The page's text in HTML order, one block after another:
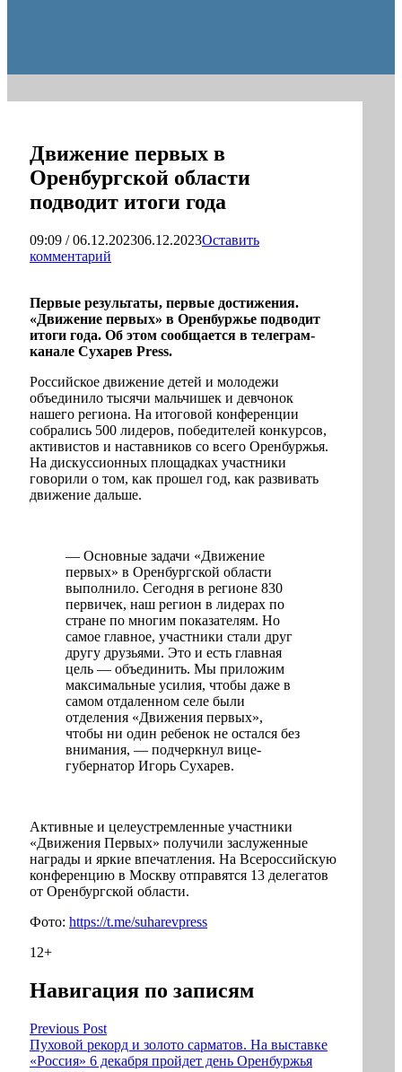
Движение первых в
Оренбургской области
подводит итоги года
09:09 / 06.12.202306.12.2023Оставить
комментарий
Первые результаты, первые достижения.
«Движение первых» в Оренбуржье подводит
итоги года. Об этом сообщается в телеграм-
канале Сухарев Press.
Российское движение детей и молодежи
объединило тысячи мальчишек и девчонок
нашего региона. На итоговой конференции
собрались 500 лидеров, победителей конкурсов,
активистов и наставников со всего Оренбуржья.
На дискуссионных площадках участники
говорили о том, как прошел год, как развивать
движение дальше.
— Основные задачи «Движение
первых» в Оренбургской области
выполнило. Сегодня в регионе 830
первичек, наш регион в лидерах по
стране по многим показателям. Но
самое главное, участники стали друг
другу друзьями. Это и есть главная
цель — объединить. Мы приложим
максимальные усилия, чтобы даже в
самом отдаленном селе были
отделения «Движения первых»,
чтобы ни один ребенок не остался без
внимания, — подчеркнул вице-
губернатор Игорь Сухарев.
Активные и целеустремленные участники
«Движения Первых» получили заслуженные
награды и яркие впечатления. На Всероссийскую
конференцию в Москву отправятся 13 делегатов
от Оренбургской области.
Фото: https://t.me/suharevpress
12+
Навигация по записям
Previous Post
Пуховой рекорд и золото сарматов. На выставке
«Россия» 6 декабря пройдет день Оренбуржья